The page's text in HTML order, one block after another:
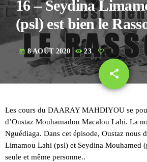
16 – Seydina
(psl) est bien le
today 8 AOÛT 2020 23
share
email
Les cours du DAARAY MAHDIYOU se
d’Oustaz Mouhamadou Macalou Lahi. La
Nguédiaga. Dans cet épisode, Oustaz nous
Limamou Lahi (psl) et Seydina Mouhamed
seule et même personne..